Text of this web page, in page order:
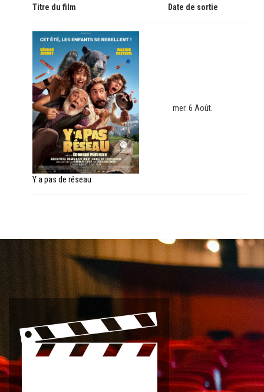
Titre du film Date de sortie
Y a pas de réseau
mer. 6 Août.